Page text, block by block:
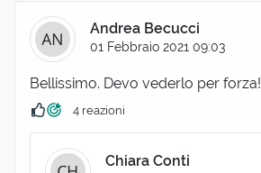
Andrea Becucci
01 Febbraio 2021 09:03
Bellissimo. Devo vederlo per forza!
4 reazioni
Chiara Conti